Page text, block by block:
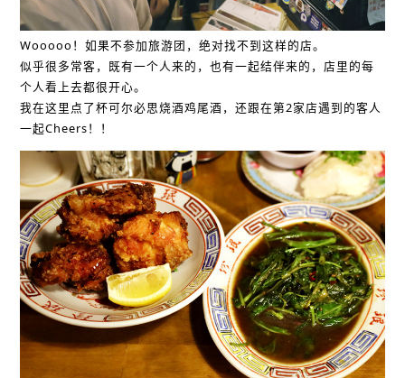
Wooooo！如果不参加旅游团，绝对找不到这样的店。
似乎很多常客，既有一个人来的，也有一起结伴来的，店里的每
个人看上去都很开心。
我在这里点了杯可尔必思烧酒鸡尾酒，还跟在第2家店遇到的客人
一起Cheers！！